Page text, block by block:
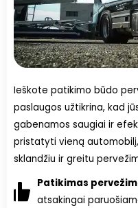
Ieškote patikimo būdo
paslaugos užtikrina, kad
gabenamos saugiai ir
pristatyti vieną
sklandžiu ir greitu
Patikimas
atsakingai